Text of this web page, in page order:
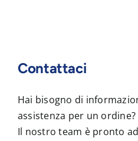
Contattaci
Hai bisogno di
assistenza per un ordine?
Il nostro team è pronto